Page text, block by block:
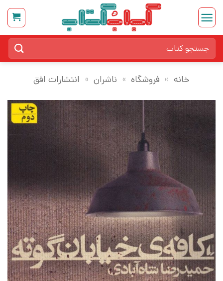
Skip
content
برای:
خانه » فروشگاه » ناشران » انتشارات افق